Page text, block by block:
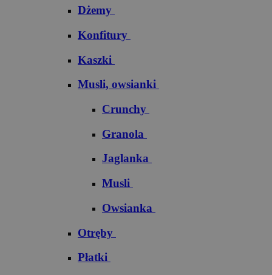
Dżemy
Konfitury
Kaszki
Musli, owsianki
Crunchy
Granola
Jaglanka
Musli
Owsianka
Otręby
Płatki